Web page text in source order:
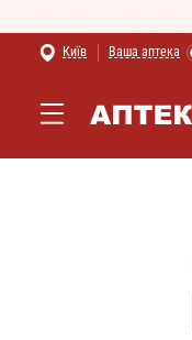
Київ Ваша аптека